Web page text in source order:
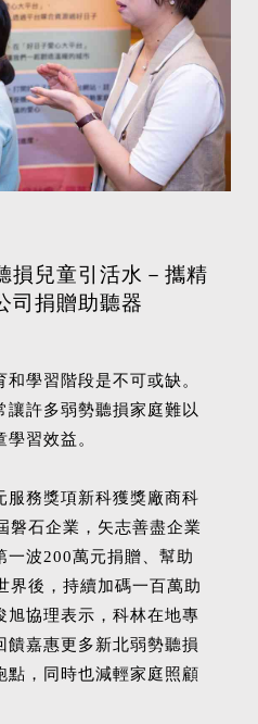
損兒童引活水－攜精
司捐贈助聽器
學習階段是不可或缺。
讓許多弱勢聽損家庭難以
習效益。
服務獎項新科獲獎廠商科
磐石企業，矢志善盡企業
一波200萬元捐贈、幫助
界後，持續加碼一百萬助
旭協理表示，科林在地專
饋嘉惠更多新北弱勢聽損
點，同時也減輕家庭照顧